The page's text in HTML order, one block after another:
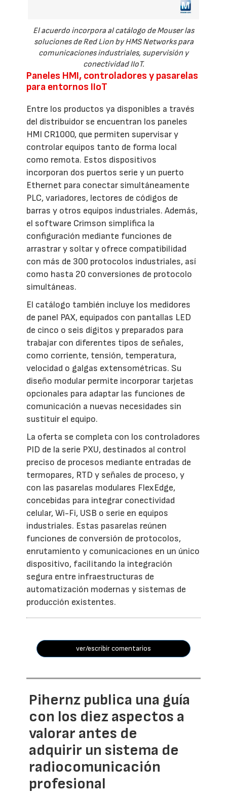
El acuerdo incorpora al catálogo de Mouser las
soluciones de Red Lion by HMS Networks para
comunicaciones industriales, supervisión y
conectividad IIoT.
Paneles HMI, controladores y pasarelas
para entornos IIoT
Entre los productos ya disponibles a través
del distribuidor se encuentran los paneles
HMI CR1000, que permiten supervisar y
controlar equipos tanto de forma local
como remota. Estos dispositivos
incorporan dos puertos serie y un puerto
Ethernet para conectar simultáneamente
PLC, variadores, lectores de códigos de
barras y otros equipos industriales. Además,
el software Crimson simplifica la
configuración mediante funciones de
arrastrar y soltar y ofrece compatibilidad
con más de 300 protocolos industriales, así
como hasta 20 conversiones de protocolo
simultáneas.
El catálogo también incluye los medidores
de panel PAX, equipados con pantallas LED
de cinco o seis dígitos y preparados para
trabajar con diferentes tipos de señales,
como corriente, tensión, temperatura,
velocidad o galgas extensométricas. Su
diseño modular permite incorporar tarjetas
opcionales para adaptar las funciones de
comunicación a nuevas necesidades sin
sustituir el equipo.
La oferta se completa con los controladores
PID de la serie PXU, destinados al control
preciso de procesos mediante entradas de
termopares, RTD y señales de proceso, y
con las pasarelas modulares FlexEdge,
concebidas para integrar conectividad
celular, Wi-Fi, USB o serie en equipos
industriales. Estas pasarelas reúnen
funciones de conversión de protocolos,
enrutamiento y comunicaciones en un único
dispositivo, facilitando la integración
segura entre infraestructuras de
automatización modernas y sistemas de
producción existentes.
ver/escribir comentarios
Pihernz publica una guía
con los diez aspectos a
valorar antes de
adquirir un sistema de
radiocomunicación
profesional